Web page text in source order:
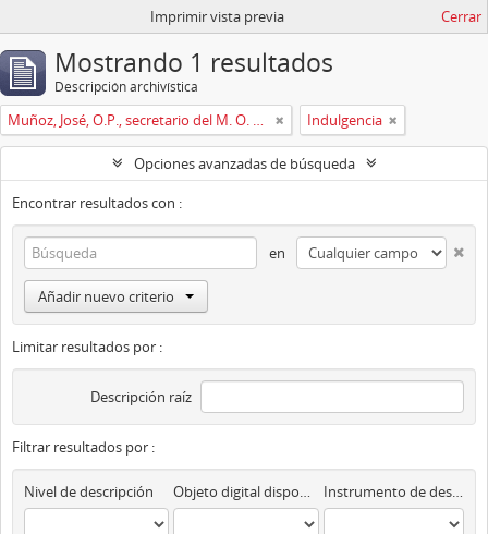
Imprimir vista previa Cerrar
Mostrando 1 resultados
Descripción archivística
Muñoz, José, O.P., secretario del M. O. P. Fr. Ripoll Indulgencia
Opciones avanzadas de búsqueda
Encontrar resultados con :
en
Añadir nuevo criterio
Limitar resultados por :
Descripción raíz
Filtrar resultados por :
Nivel de descripción Objeto digital disponibles Instrumento de descripción